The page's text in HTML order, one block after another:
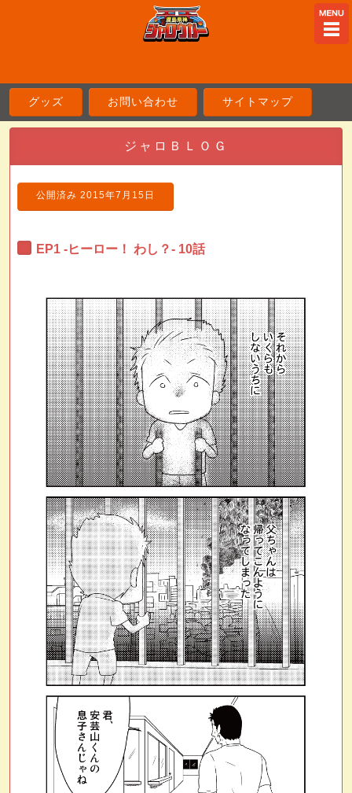
グッズ お問い合わせ サイトマップ
ジャロＢＬＯＧ
公開済み 2015年7月15日
EP1 -ヒーロー！ わし？- 10話